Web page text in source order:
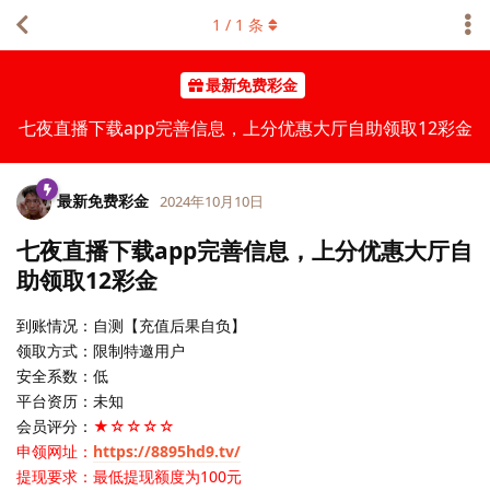
最新免费彩金
七夜直播下载app完善信息，上分优惠大厅自助领取12彩金
1 / 1 条
最新免费彩金 2024年10月10日
七夜直播下载app完善信息，上分优惠大厅自
助领取12彩金
到账情况：自测【充值后果自负】
领取方式：限制特邀用户
安全系数：低
平台资历：未知
会员评分： ★☆☆☆☆
申领网址： https://8895hd9.tv/
提现要求：最低提现额度为100元